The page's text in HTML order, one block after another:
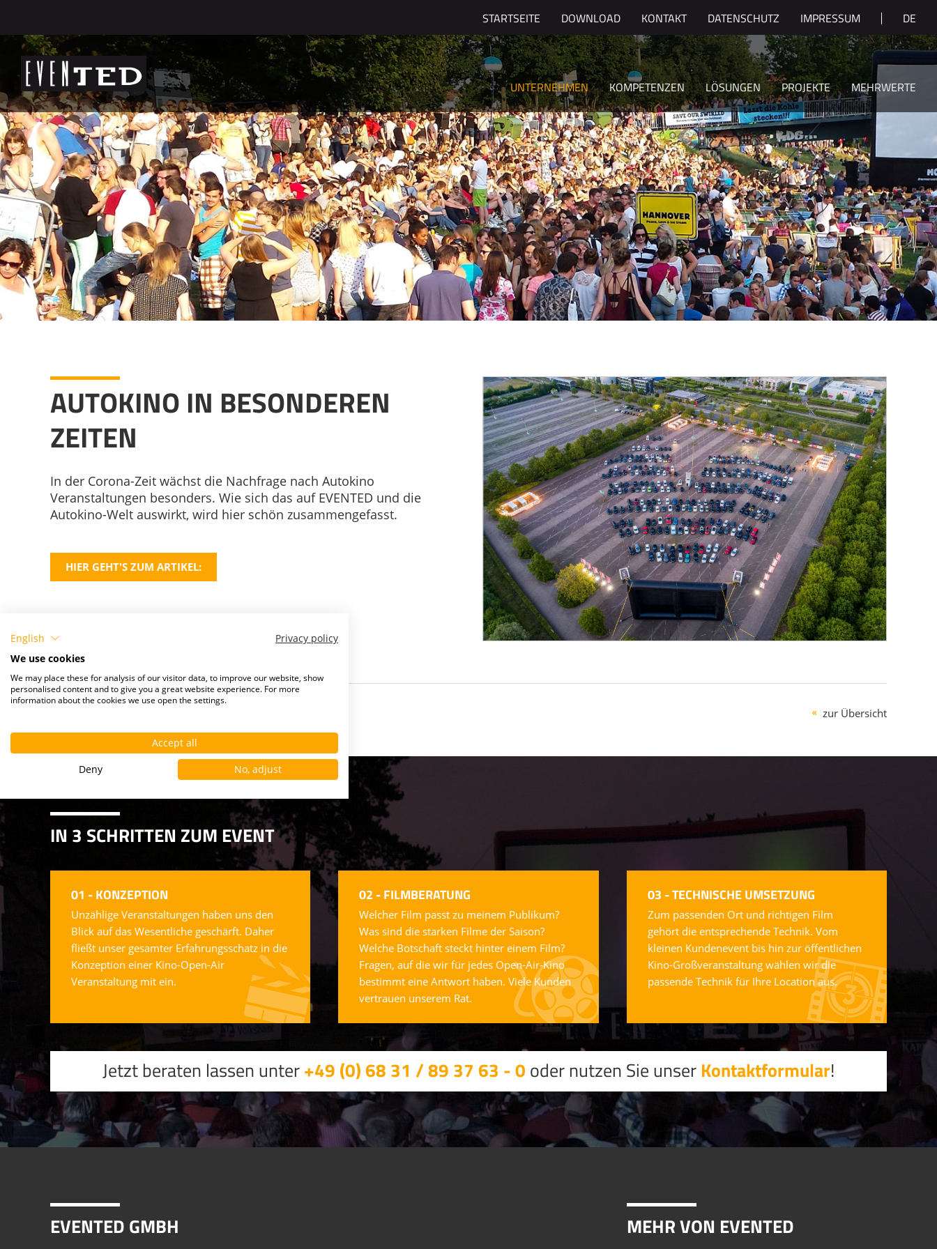
STARTSEITE DOWNLOAD KONTAKT DATENSCHUTZ IMPRESSUM DE
UNTERNEHMEN KOMPETENZEN LÖSUNGEN PROJEKTE MEHRWERTE
AUTOKINO IN BESONDEREN
ZEITEN
In der Corona-Zeit wächst die Nachfrage nach Autokino
Veranstaltungen besonders. Wie sich das auf EVENTED und die
Autokino-Welt auswirkt, wird hier schön zusammengefasst.
HIER GEHT'S ZUM ARTIKEL:
zur Übersicht
IN 3 SCHRITTEN ZUM EVENT
01 - KONZEPTION
Unzählige Veranstaltungen haben uns den
Blick auf das Wesentliche geschärft. Daher
fließt unser gesamter Erfahrungsschatz in die
Konzeption einer Kino-Open-Air
Veranstaltung mit ein.
02 - FILMBERATUNG
Welcher Film passt zu meinem Publikum?
Was sind die starken Filme der Saison?
Welche Botschaft steckt hinter einem Film?
Fragen, auf die wir für jedes Open-Air-Kino
bestimmt eine Antwort haben. Viele Kunden
vertrauen unserem Rat.
03 - TECHNISCHE UMSETZUNG
Zum passenden Ort und richtigen Film
gehört die entsprechende Technik. Vom
kleinen Kundenevent bis hin zur öffentlichen
Kino-Großveranstaltung wählen wir die
passende Technik für Ihre Location aus.
Jetzt beraten lassen unter+49 (0) 68 31 / 89 37 63 - 0 oder nutzen Sie unser Kontaktformular!
EVENTED GMBH MEHR VON EVENTED
English
Privacy policy
We use cookies
We may place these for analysis of our visitor data, to improve our website, show
personalised content and to give you a great website experience. For more
information about the cookies we use open the settings.
Accept all
Deny
No, adjust